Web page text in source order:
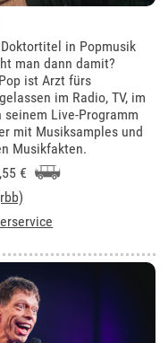
in Popmusik
man dann damit?
ist Arzt fürs
im Radio, TV, im
Live-Programm
mit Musiksamples und
Musikfakten.
€